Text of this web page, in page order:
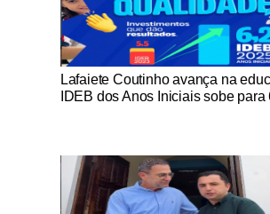
Notícias Católicas
Lafaiete Coutinho avança na
IDEB dos Anos Iniciais sobe para